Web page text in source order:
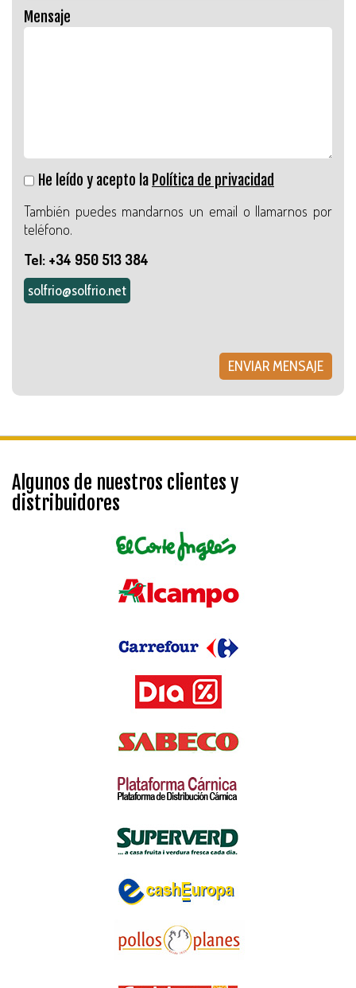
Mensaje
He leído y acepto la Política de privacidad
También puedes mandarnos un email o llamarnos por
teléfono.
Tel: +34 950 513 384
solfrio@solfrio.net
Algunos de nuestros clientes y
distribuidores